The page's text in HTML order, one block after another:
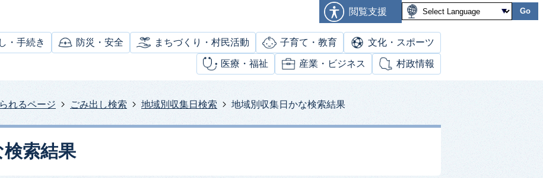
閲覧支援 Go
・手続き 防災・安全 まちづくり・村民活動 子育て・教育 文化・スポーツ
医療・福祉 産業・ビジネス 村政情報
れるページ ごみ出し検索 地域別収集日検索 地域別収集日かな検索結果
索結果